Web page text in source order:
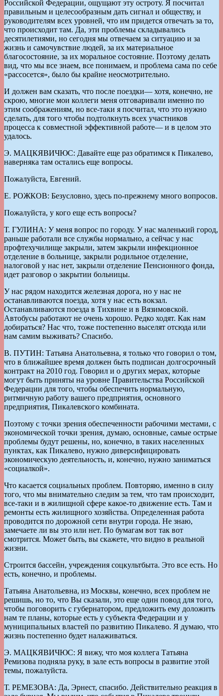
Российской Федерации, ощущают эту остроту. Я посчитал
правильным и целесообразным дать сигнал и обществу, и
руководителям всех уровней, что им придется отвечать за то,
что происходит там. Да, эти проблемы складывались
десятилетиями, но сегодня мы отвечаем за ситуацию и за
жизнь и самочувствие людей, за их материальное
благосостояние, за их моральное состояние. Поэтому делать
вид, что мы все знаем, все понимаем, и проблема сама по себе
«рассосется», было бы крайне неосмотрительно.
И должен вам сказать, что после поездки— хотя, конечно, не
скрою, многие мои коллеги меня отговаривали именно по
этим соображениям, но все-таки я посчитал, что это нужно
сделать, для того чтобы подтолкнуть всех участников
процесса к совместной эффективной работе— и в целом это
удалось.
Э. МАЦКЯВИЧЮС: Давайте еще раз обратимся к Пикалево,
наверняка там остались еще вопросы.
Пожалуйста, Евгений.
Е. РОЖКОВ: Безусловно, здесь по-прежнему много вопросов.
Пожалуйста, у кого еще есть вопросы?
Т. ГУЛИНА: У меня вопрос по городу. У нас маленький город,
раньше работали все службы нормально, а сейчас у нас
профтехучилище закрыли, затем закрыли инфекционное
отделение в больнице, закрыли родильное отделение,
налоговой у нас нет, закрыли отделение Пенсионного фонда,
идет разговор о закрытии больницы.
У нас рядом находится железная дорога, но у нас не
останавливаются поезда, хотя у нас есть вокзал.
Останавливаются поезда в Тихвине и в Вязимовской.
Автобусы работают не очень хорошо. Редко ходят. Как нам
добираться? Нас что, тоже постепенно выселят отсюда или
нам самим выживать? Спасибо.
В. ПУТИН: Татьяна Анатольевна, я только что говорил о том,
что в ближайшее время должен быть подписан долгосрочный
контракт на 2010 год. Говорил и о других мерах, которые
могут быть приняты на уровне Правительства Российской
Федерации для того, чтобы обеспечить нормальную,
ритмичную работу вашего предприятия, основного
предприятия, Пикалевского комбината.
Поэтому с точки зрения обеспеченности рабочими местами, с
экономической точки зрения, думаю, основные, самые острые
проблемы будут решены, но, конечно, в таких населенных
пунктах, как Пикалево, нужно диверсифицировать
экономическую деятельность, и, конечно, нужно заниматься
«социалкой».
Что касается социальных проблем. Повторяю, именно в силу
того, что мы внимательно следим за тем, что там происходит,
все-таки и в жилищной сфере какое-то движение есть. Там и
ремонты есть жилищного хозяйства. Определенная работа
проводится по дорожной сети внутри города. Не знаю,
замечаете ли вы это или нет. По бумагам вот так вот
смотрится. Может быть, вы скажете, что видно в реальной
жизни.
Строится бассейн, учреждения соцкультбыта. Это все есть. Но
есть, конечно, и проблемы.
Татьяна Анатольевна, из Москвы, конечно, всех проблем не
решишь, но то, что Вы сказали, это еще один повод для того,
чтобы поговорить с губернатором, предложить ему доложить
нам те планы, которые есть у субъекта Федерации и у
муниципальных властей по развитию Пикалево. Я думаю, что
жизнь постепенно будет налаживаться.
Э. МАЦКЯВИЧЮС: Я вижу, что моя коллега Татьяна
Ремизова подняла руку, в зале есть вопросы в развитие этой
темы, пожалуйста.
Т. РЕМЕЗОВА: Да, Эрнест, спасибо. Действительно реакция в